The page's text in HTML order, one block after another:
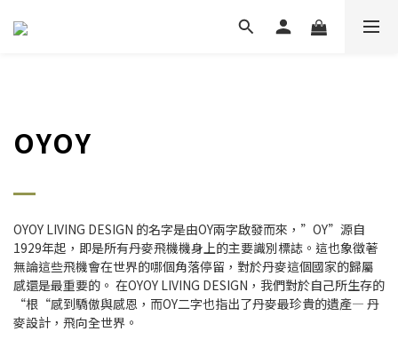
OYOY
OYOY LIVING DESIGN 的名字是由OY兩字啟發而來，”OY”源自
1929年起，即是所有丹麥飛機機身上的主要識別標誌。這也象徵著
無論這些飛機會在世界的哪個角落停留，對於丹麥這個國家的歸屬
感還是最重要的。 在OYOY LIVING DESIGN，我們對於自己所生存的
“根“感到驕傲與感恩，而OY二字也指出了丹麥最珍貴的遺產— 丹
麥設計，飛向全世界。